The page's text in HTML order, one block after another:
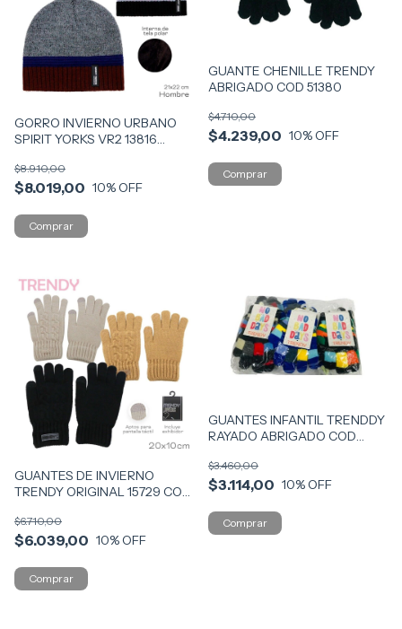
GORRO INVIERNO URBANO
SPIRIT YORKS VR2 13816
$8.019,00
$8.910,00
10% OFF
GUANTE CHENILLE TRENDY
ABRIGADO COD 51380
$4.239,00
$4.710,00
10% OFF
GUANTES DE INVIERNO
TRENDY ORIGINAL 15729 COD
$6.039,00
$6.710,00
10% OFF
GUANTES INFANTIL TRENDDY
RAYADO ABRIGADO COD
$3.114,00
$3.460,00
10% OFF